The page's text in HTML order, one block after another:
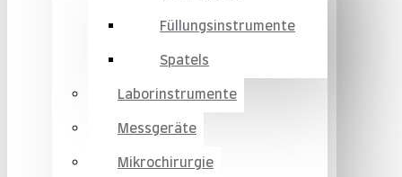
Füllungsinstrumente
Spatels
Laborinstrumente
Messgeräte
Mikrochirurgie